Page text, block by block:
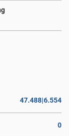
47.488|6.554
0